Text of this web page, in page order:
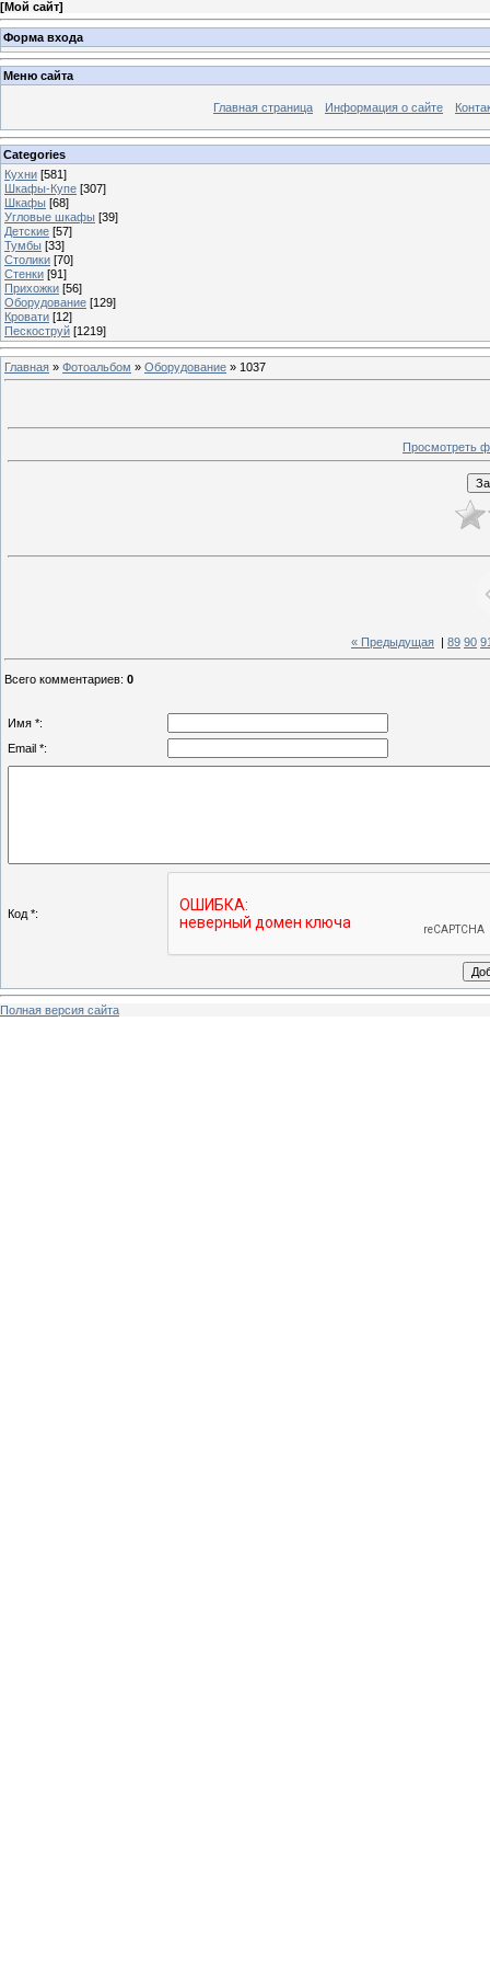
[Мой сайт]
Форма входа
Меню сайта
Главная страница Информация о сайте
Categories
Кухни [581]
Шкафы-Купе [307]
Шкафы [68]
Угловые шкафы [39]
Детские [57]
Тумбы [33]
Столики [70]
Стенки [91]
Прихожки [56]
Оборудование [129]
Кровати [12]
Пескоструй [1219]
Главная » Фотоальбом » Оборудование » 1037
Просмотреть
« Предыдущая 89 90
Всего комментариев: 0
Имя *:
Email *:
Код *:
Полная версия сайта